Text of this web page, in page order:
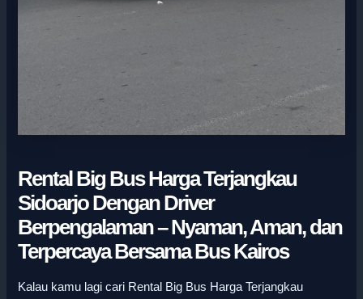
Rental Big Bus Harga Terjangkau
Sidoarjo Dengan Driver
Berpengalaman – Nyaman, Aman, dan
Terpercaya Bersama Bus Kairos
Kalau kamu lagi cari Rental Big Bus Harga Terjangkau